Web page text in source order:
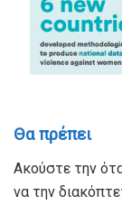
Θα πρέπει
Ακούστε την
να την